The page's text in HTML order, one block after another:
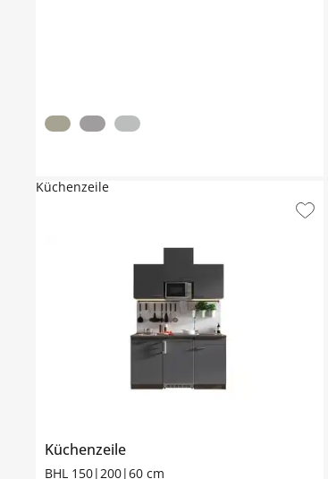
Küchenzeile
BHL 150|200|60 cm
Küchenzeile